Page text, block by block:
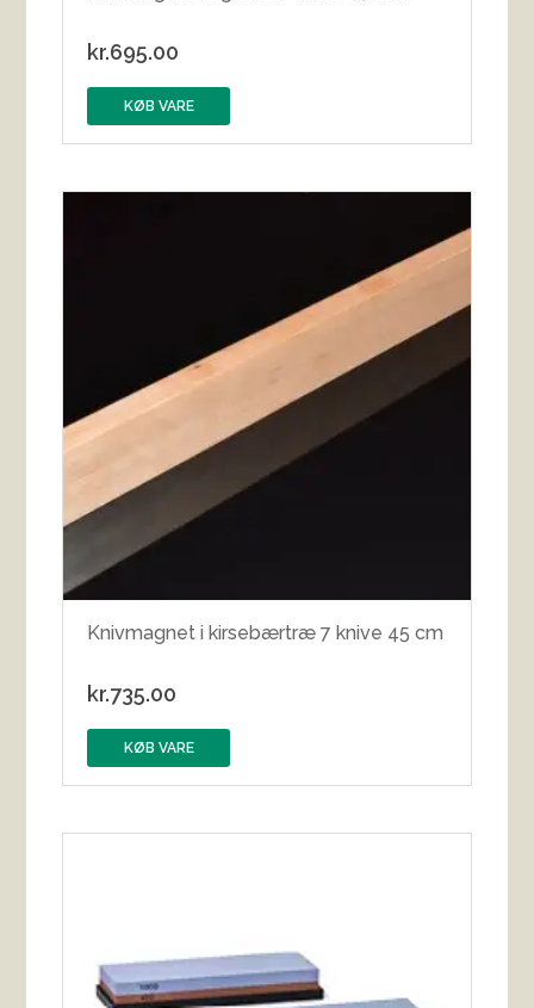
kr.695.00
KØB VARE
Knivmagnet i kirsebærtræ 7 knive 45 cm
kr.735.00
KØB VARE